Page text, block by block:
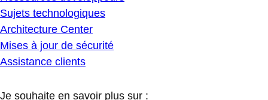
Sujets technologiques
Architecture Center
Mises à jour de sécurité
Assistance clients
Je souhaite en savoir plus sur :